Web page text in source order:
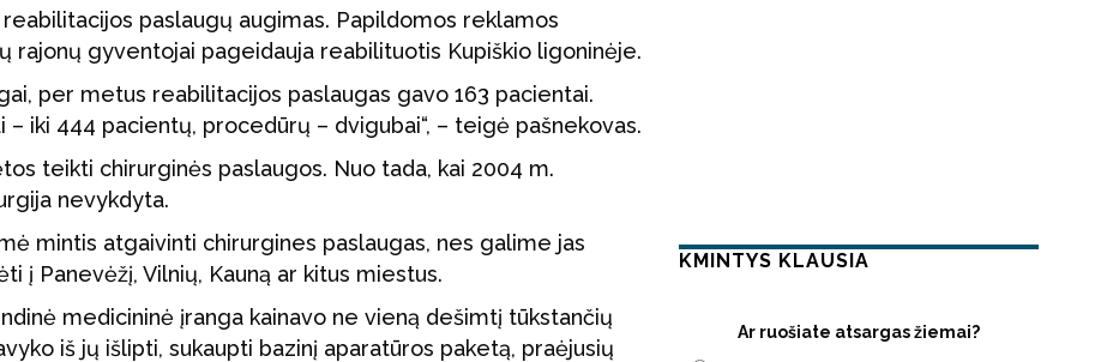
paslaugų augimas. Papildomos reklamos
rajonų gyventojai pageidauja reabilituotis Kupiškio ligoninėje.
per metus reabilitacijos paslaugas gavo 163 pacientai.
iki 444 pacientų, procedūrų – dvigubai“, – teigė pašnekovas.
teikti chirurginės paslaugos. Nuo tada, kai 2004 m.
nevykdyta.
mintis atgaivinti chirurgines paslaugas, nes galime jas
į Panevėžį, Vilnių, Kauną ar kitus miestus.
medicininė įranga kainavo ne vieną dešimtį tūkstančių
iš jų išlipti, sukaupti bazinį aparatūros paketą, praėjusių
KMINTYS KLAUSIA
Ar ruošiate atsargas žiemai?